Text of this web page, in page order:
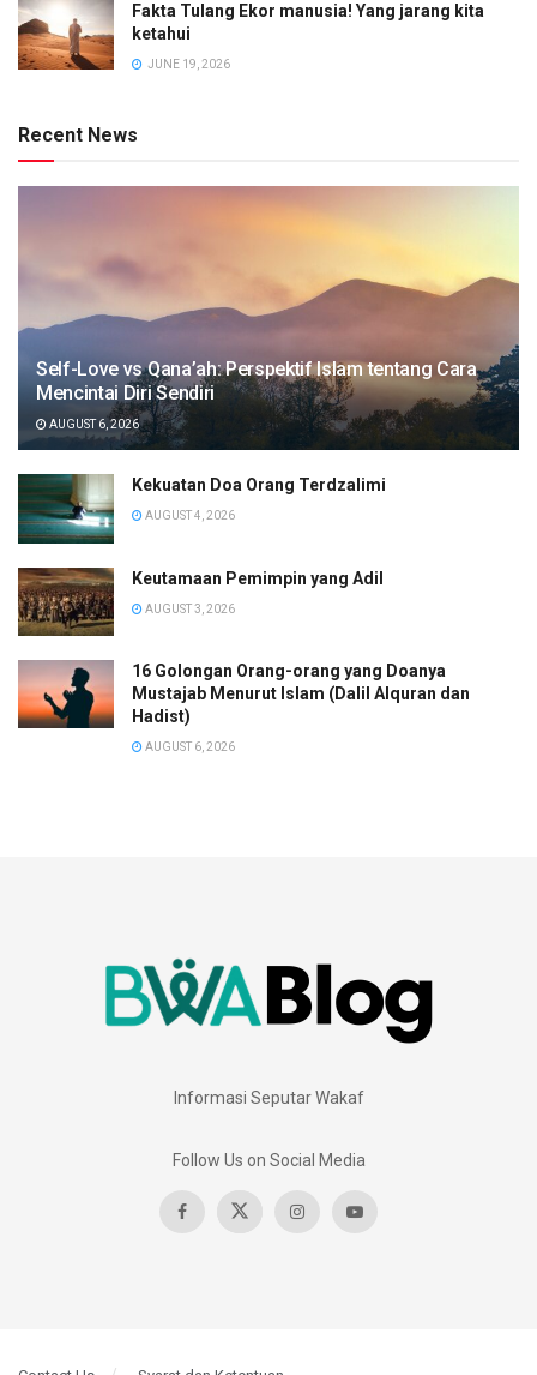
Fakta Tulang Ekor manusia! Yang jarang kita
ketahui
JUNE 19, 2026
Recent News
Self-Love vs Qana’ah: Perspektif Islam tentang Cara
Mencintai Diri Sendiri
AUGUST 6, 2026
Kekuatan Doa Orang Terdzalimi
AUGUST 4, 2026
Keutamaan Pemimpin yang Adil
AUGUST 3, 2026
16 Golongan Orang-orang yang Doanya
Mustajab Menurut Islam (Dalil Alquran dan
Hadist)
AUGUST 6, 2026
Informasi Seputar Wakaf
Follow Us on Social Media